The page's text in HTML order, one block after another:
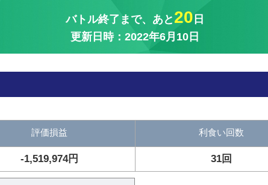
バトル終了まで、あと 20 日
更新日時：2022年6月10日
評価損益
-1,519,974円
利食い回数
31回